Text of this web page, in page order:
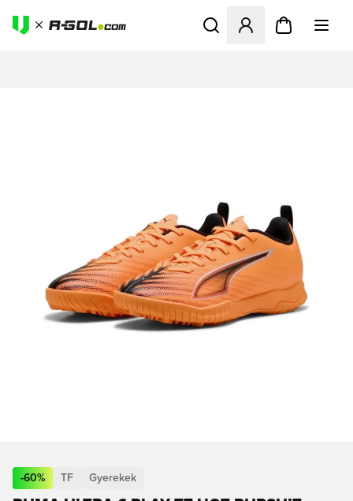
Megnyit egy modált a
-60% TF Gyerekek